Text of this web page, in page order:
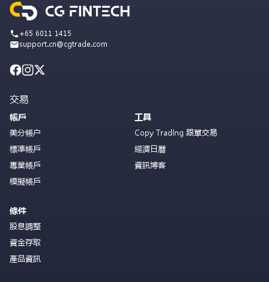
+65 6011 1415
support.cn@cgtrade.com
交易
帳戶
美分帳户
標準帳戶
專業帳戶
模擬帳戶
條件
股息調整
資金存取
產品資訊
工具
Copy Trading 跟單交易
經濟日曆
資訊博客